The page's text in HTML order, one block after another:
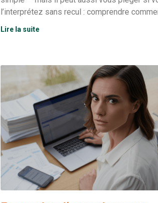
l’interprétez sans recul : comprendre
Lire la suite